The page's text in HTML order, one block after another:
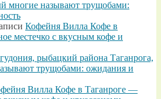
многие называют трущобами:
Кофейня Вилла Кофе в
местечко с вкусным кофе и
рыбацкий района Таганрога,
трущобами: ожидания и
Вилла Кофе в Таганроге —